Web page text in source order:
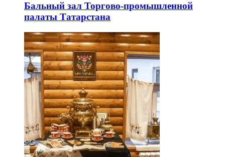
Бальный зал Торгово-промышленной
палаты Татарстана